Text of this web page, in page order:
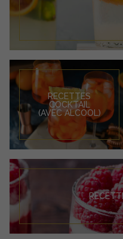
RECETTES
COCKTAIL
(AVEC ALCOOL)